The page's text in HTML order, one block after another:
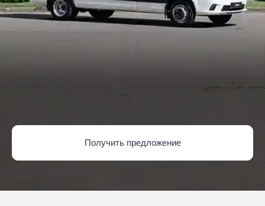
Получить предложение